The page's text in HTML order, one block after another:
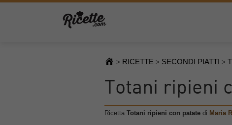
> RICETTE > SECONDI PIATTI >
Totani ripieni
Ricetta Totani ripieni con patate di Maria